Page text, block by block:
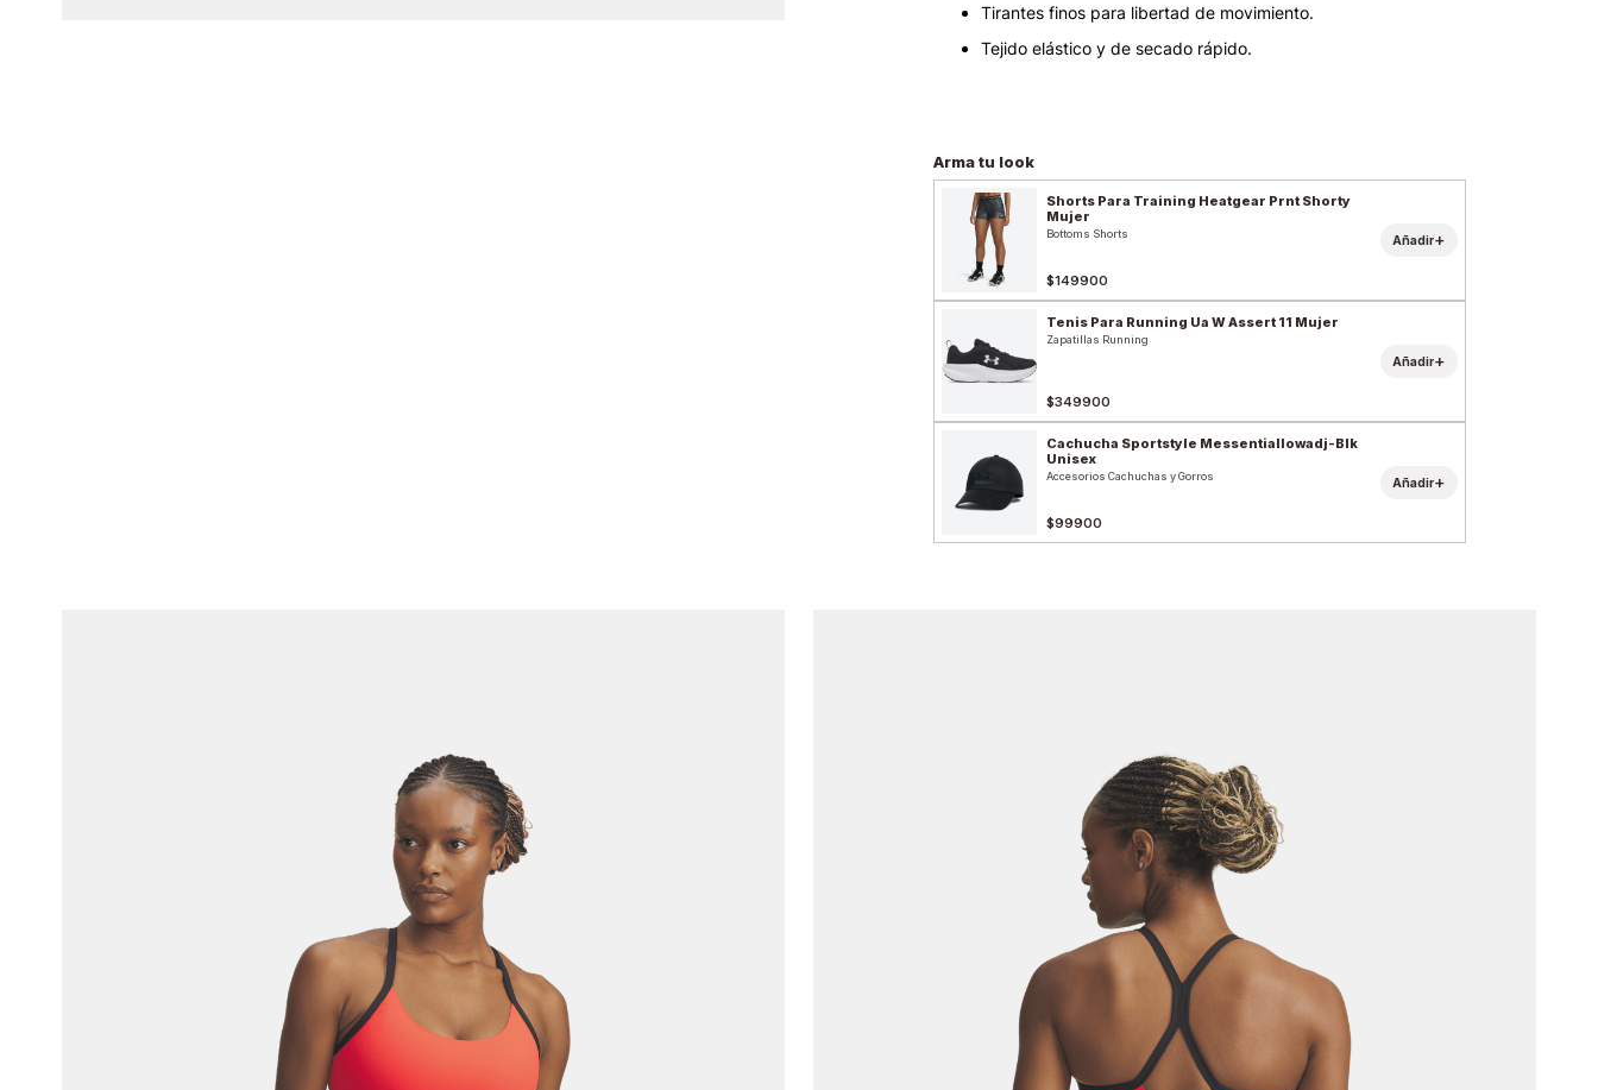
Tirantes finos para libertad de movimiento.
Tejido elástico y de secado rápido.
Arma tu look
Shorts Para Training Heatgear Prnt Shorty
Mujer
Bottoms Shorts
$149900
Añadir+
Tenis Para Running Ua W Assert 11 Mujer
Zapatillas Running
$349900
Añadir+
Cachucha Sportstyle Messentiallowadj-Blk
Unisex
Accesorios Cachuchas y Gorros
$99900
Añadir+